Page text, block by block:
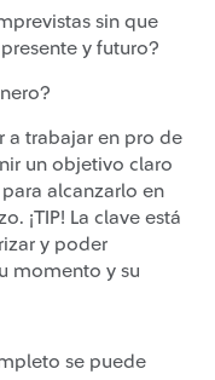
sin que
y futuro?
a trabajar en pro de
un objetivo claro
alcanzarlo en
¡TIP! La clave está
y poder
momento y su
se puede